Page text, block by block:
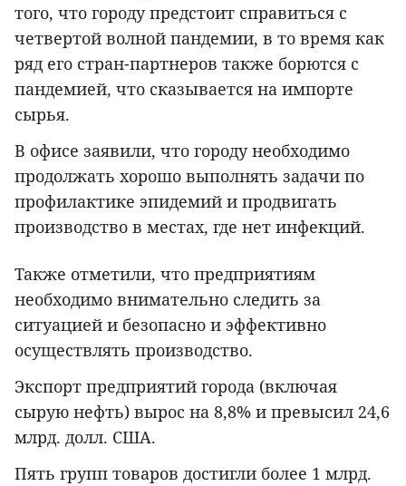
того, что городу предстоит справиться с
четвертой волной пандемии, в то время как
ряд его стран-партнеров также борются с
пандемией, что сказывается на импорте
сырья.
В офисе заявили, что городу необходимо
продолжать хорошо выполнять задачи по
профилактике эпидемий и продвигать
производство в местах, где нет инфекций.
Также отметили, что предприятиям
необходимо внимательно следить за
ситуацией и безопасно и эффективно
осуществлять производство.
Экспорт предприятий города (включая
сырую нефть) вырос на 8,8% и превысил 24,6
млрд. долл. США.
Пять групп товаров достигли более 1 млрд.